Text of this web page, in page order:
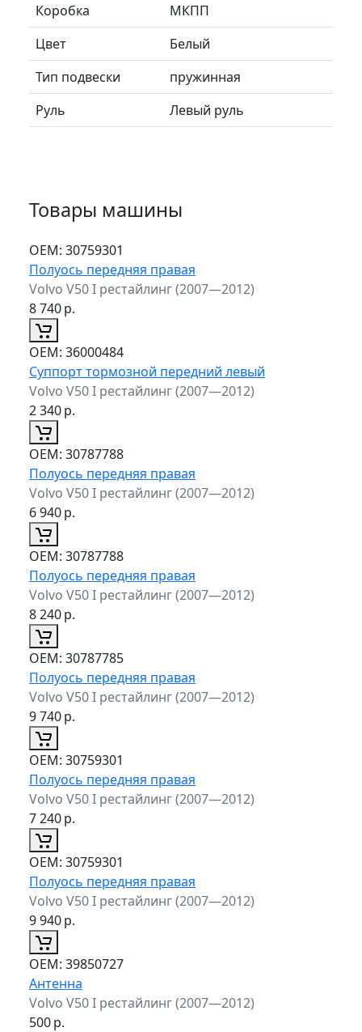
Коробка
МКПП
Цвет
Белый
Тип подвески
пружинная
Руль
Левый руль
Товары машины
ОЕМ: 30759301
Полуось передняя правая
Volvo V50 I рестайлинг (2007—2012)
8 740р.
ОЕМ: 36000484
Суппорт тормозной передний левый
Volvo V50 I рестайлинг (2007—2012)
2 340р.
ОЕМ: 30787788
Полуось передняя правая
Volvo V50 I рестайлинг (2007—2012)
6 940р.
ОЕМ: 30787788
Полуось передняя правая
Volvo V50 I рестайлинг (2007—2012)
8 240р.
ОЕМ: 30787785
Полуось передняя правая
Volvo V50 I рестайлинг (2007—2012)
9 740р.
ОЕМ: 30759301
Полуось передняя правая
Volvo V50 I рестайлинг (2007—2012)
7 240р.
ОЕМ: 30759301
Полуось передняя правая
Volvo V50 I рестайлинг (2007—2012)
9 940р.
ОЕМ: 39850727
Антенна
Volvo V50 I рестайлинг (2007—2012)
500р.